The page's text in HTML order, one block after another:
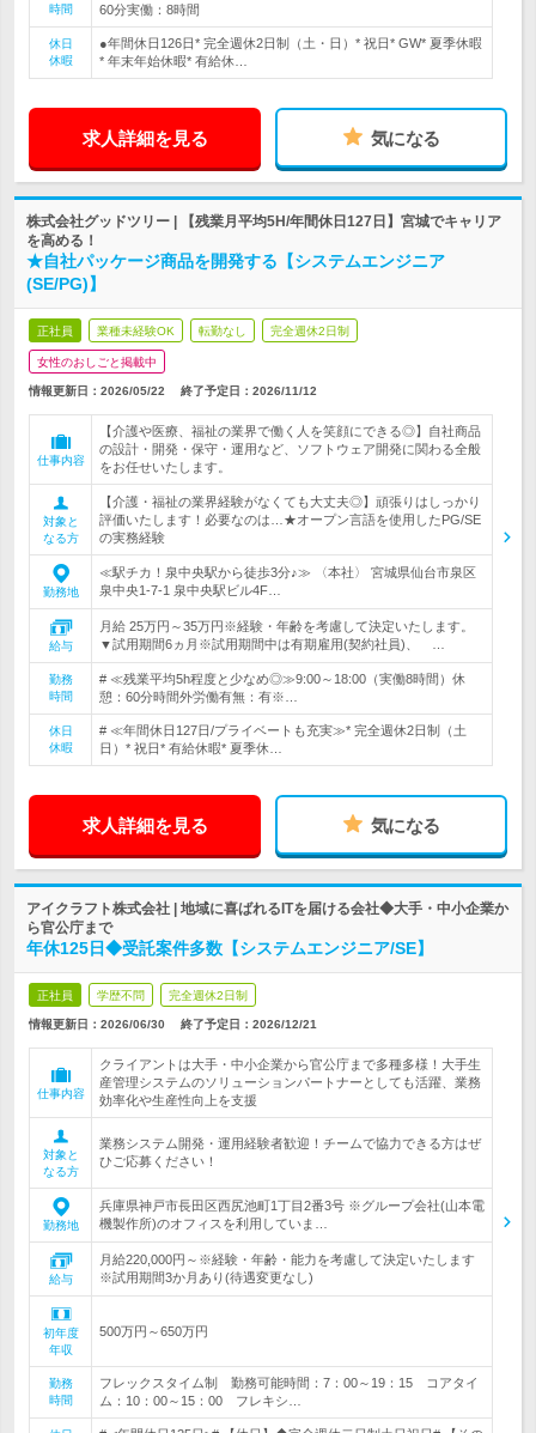
時間
60分実働：8時間
休日
休暇
●年間休日126日* 完全週休2日制（土・日）* 祝日* GW* 夏季休暇
* 年末年始休暇* 有給休…
求人詳細を見る 気になる
株式会社グッドツリー | 【残業月平均5H/年間休日127日】宮城でキャリア
を高める！
★自社パッケージ商品を開発する【システムエンジニア
(SE/PG)】
正社員 業種未経験OK 転勤なし 完全週休2日制
女性のおしごと掲載中
情報更新日：2026/05/22 終了予定日： 2026/11/12
仕事内容
【介護や医療、福祉の業界で働く人を笑顔にできる◎】自社商品
の設計・開発・保守・運用など、ソフトウェア開発に関わる全般
をお任せいたします。
対象と
なる方
【介護・福祉の業界経験がなくても大丈夫◎】頑張りはしっかり
評価いたします！必要なのは…★オープン言語を使用したPG/SE
の実務経験
勤務地
≪駅チカ！泉中央駅から徒歩3分♪≫ 〈本社〉 宮城県仙台市泉区
泉中央1-7-1 泉中央駅ビル4F…
給与
月給 25万円～35万円※経験・年齢を考慮して決定いたします。
▼試用期間6ヵ月※試用期間中は有期雇用(契約社員)、 …
勤務
時間
# ≪残業平均5h程度と少なめ◎≫9:00～18:00（実働8時間）休
憩：60分時間外労働有無：有※…
休日
休暇
# ≪年間休日127日/プライベートも充実≫* 完全週休2日制（土
日）* 祝日* 有給休暇* 夏季休…
求人詳細を見る 気になる
アイクラフト株式会社 | 地域に喜ばれるITを届ける会社◆大手・中小企業か
ら官公庁まで
年休125日◆受託案件多数【システムエンジニア/SE】
正社員 学歴不問 完全週休2日制
情報更新日：2026/06/30 終了予定日： 2026/12/21
仕事内容
クライアントは大手・中小企業から官公庁まで多種多様！大手生
産管理システムのソリューションパートナーとしても活躍、業務
効率化や生産性向上を支援
対象と
なる方
業務システム開発・運用経験者歓迎！チームで協力できる方はぜ
ひご応募ください！
勤務地
兵庫県神戸市長田区西尻池町1丁目2番3号 ※グループ会社(山本電
機製作所)のオフィスを利用していま…
給与
月給220,000円～※経験・年齢・能力を考慮して決定いたします
※試用期間3か月あり(待遇変更なし)
初年度
年収
500万円～650万円
勤務
時間
フレックスタイム制 勤務可能時間：7：00～19：15 コアタイ
ム：10：00～15：00 フレキシ…